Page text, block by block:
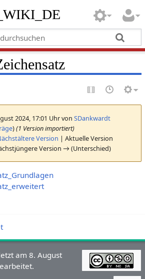
2024, 17:01 Uhr von SDankwardt
)(1 Version importiert)
Version | Aktuelle Version
Version → (Unterschied)
am 8. August